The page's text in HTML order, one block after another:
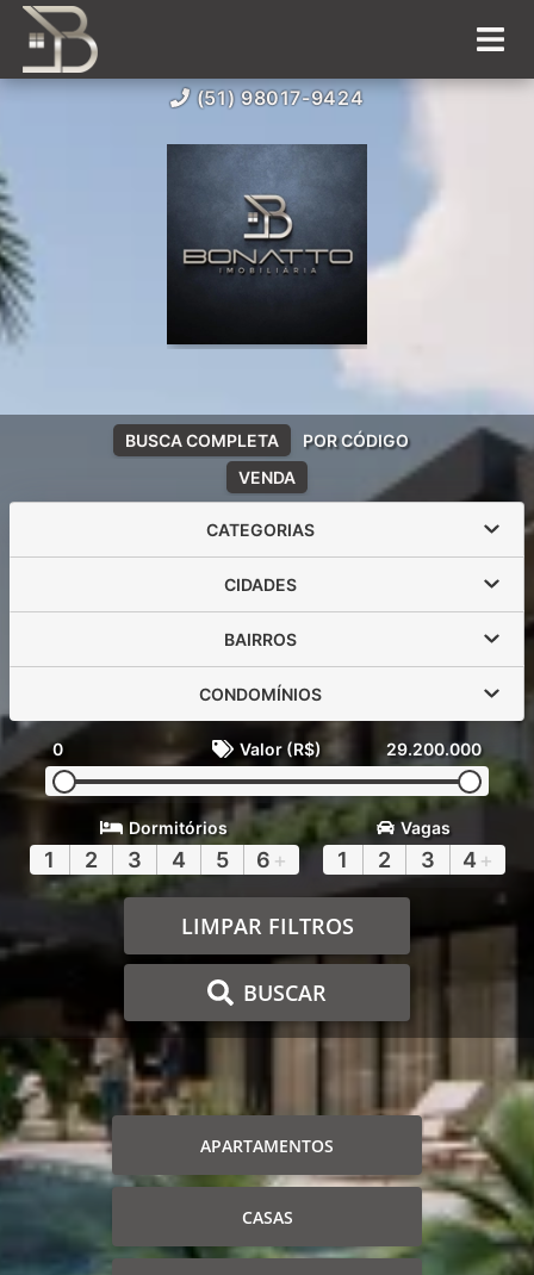
(51) 98017-9424
VENDA
BUSCA COMPLETA POR CÓDIGO
CATEGORIAS
CIDADES
BAIRROS
CONDOMÍNIOS
0 Valor (R$) 29.200.000
Dormitórios
1 2 3 4 5 6 +
Vagas
1 2 3 4 +
LIMPAR FILTROS
BUSCAR
APARTAMENTOS
CASAS